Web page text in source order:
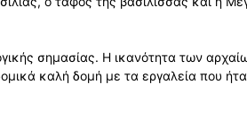
σημασίας. Η ικανότητα των
καλή δομή με τα εργαλεία που